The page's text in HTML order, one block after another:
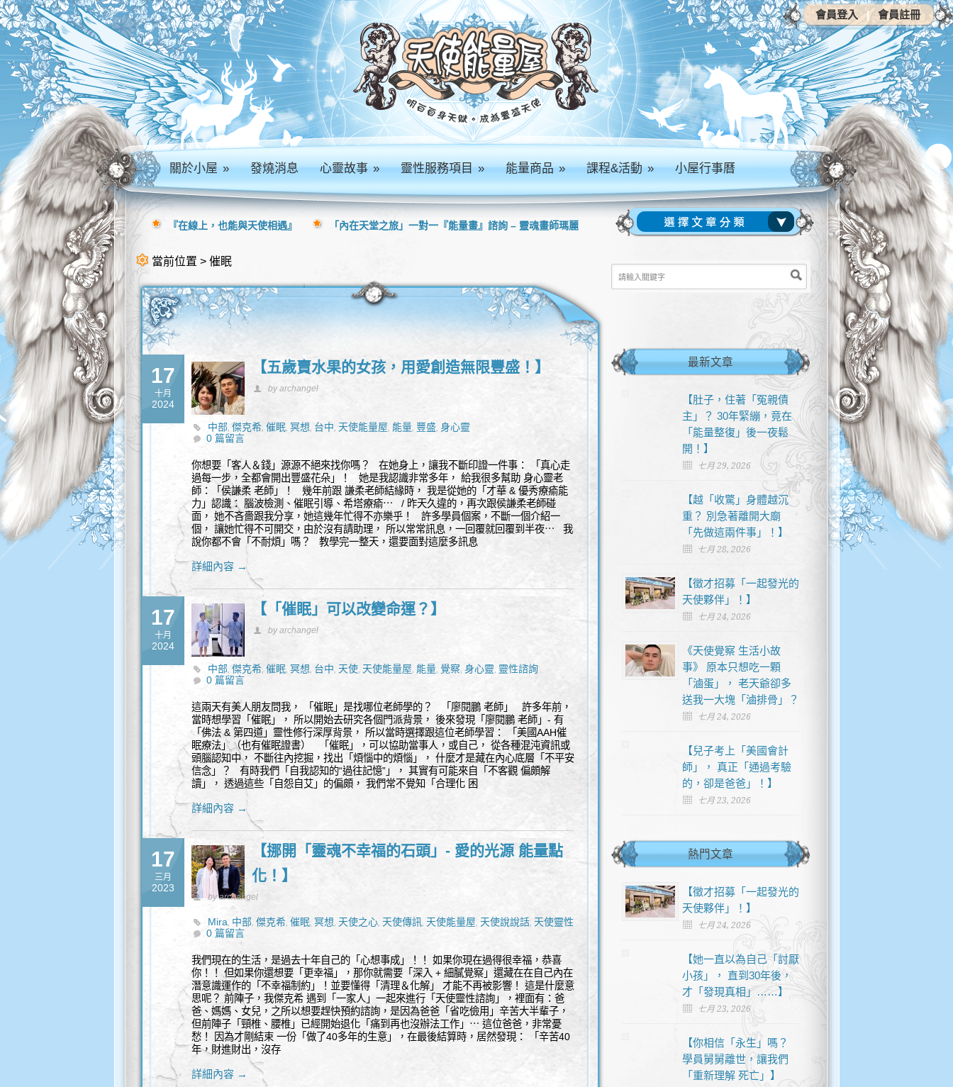
關於小屋» 發燒消息 心靈故事» 靈性服務項目» 能量商品» 課程&活動» 小屋行事曆
當前位置 > 催眠
17
十月
2024
【五歲賣水果的女孩，用愛創造無限豐盛！】
by archangel
中部, 傑克希, 催眠, 冥想, 台中, 天使能量屋, 能量, 豐盛, 身心靈
0 篇留言
你想要「客人＆錢」源源不絕來找你嗎？ 在她身上，讓我不斷印證一件事： 「真心走
過每一步，全都會開出豐盛花朵」！ 她是我認識非常多年， 給我很多幫助 身心靈老
師：「侯謙柔 老師」！ 幾年前跟 謙柔老師結緣時， 我是從她的「才華 & 優秀療瘉能
力」認識： 腦波檢測、催眠引導、希塔療瘉⋯ / 昨天久違的，再次跟侯謙柔老師碰
面， 她不吝嗇跟我分享，她這幾年忙得不亦樂乎！ 許多學員個案，不斷一個介紹一
個， 讓她忙得不可開交，由於沒有請助理， 所以常常訊息，一回覆就回覆到半夜⋯ 我
說你都不會「不耐煩」嗎？ 教學完一整天，還要面對這麼多訊息
詳細內容 →
17
十月
2024
【「催眠」可以改變命運？】
by archangel
中部, 傑克希, 催眠, 冥想, 台中, 天使, 天使能量屋, 能量, 覺察, 身心靈, 靈性諮詢
0 篇留言
這兩天有美人朋友問我， 「催眠」是找哪位老師學的？ 「廖閱鵬 老師」 許多年前，
當時想學習「催眠」， 所以開始去研究各個門派背景， 後來發現「廖閱鵬 老師」- 有
「佛法 & 第四道」靈性修行深厚背景， 所以當時選擇跟這位老師學習： 「美國AAH催
眠療法」（也有催眠證書） 「催眠」，可以協助當事人，或自己， 從各種混沌資訊或
頭腦認知中， 不斷往內挖掘，找出「煩惱中的煩惱」， 什麼才是藏在內心底層「不平安
信念」？ 有時我們「自我認知的“過往記憶”」， 其實有可能來自「不客觀 偏頗解
讀」， 透過這些「自怨自艾」的偏頗， 我們常不覺知「合理化 困
詳細內容 →
17
三月
2023
【挪開「靈魂不幸福的石頭」- 愛的光源 能量點
化！】
by archangel
Mira, 中部, 傑克希, 催眠, 冥想, 天使之心, 天使傳訊, 天使能量屋, 天使說說話, 天使靈性諮
詢,寬恕,
0 篇留言
我們現在的生活，是過去十年自己的「心想事成」！！ 如果你現在過得很幸福，恭喜
你！！ 但如果你還想要「更幸福」，那你就需要「深入 + 細膩覺察」還藏在在自己內在
潛意識運作的「不幸福制約」！並要懂得「清理＆化解」 才能不再被影響！ 這是什麼意
思呢？ 前陣子，我傑克希 遇到「一家人」一起來進行「天使靈性諮詢」，裡面有：爸
爸、媽媽、女兒，之所以想要趕快預約諮詢，是因為爸爸「省吃儉用」辛苦大半輩子，
但前陣子「頸椎、腰椎」已經開始退化「痛到再也沒辦法工作」⋯ 這位爸爸，非常憂
愁！ 因為才剛結束 一份「做了40多年的生意」，在最後結算時，居然發現： 「辛苦40
年，財進財出，沒存
詳細內容 →
最新文章
【肚子，住著「冤親債
主」？ 30年緊繃，竟在
「能量整復」後一夜鬆
開！】
七月 29, 2026
【越「收驚」身體越沉
重？ 別急著離開大廟
「先做這兩件事」！】
七月 28, 2026
【徵才招募「一起發光的
天使夥伴」！】
七月 24, 2026
《天使覺察 生活小故
事》 原本只想吃一顆
「滷蛋」， 老天爺卻多
送我一大塊「滷排骨」？
七月 24, 2026
【兒子考上「美國會計
師」， 真正「通過考驗
的，卻是爸爸」！】
七月 23, 2026
熱門文章
【徵才招募「一起發光的
天使夥伴」！】
七月 24, 2026
【她一直以為自己「討厭
小孩」， 直到30年後，
才「發現真相」……】
七月 23, 2026
【你相信「永生」嗎？
學員舅舅離世，讓我們
「重新理解 死亡」】
『在線上，也能與天使相遇』 「內在天堂之旅」一對一『能量畫』諮詢 – 靈魂畫師瑪麗
會員登入 | 會員註冊